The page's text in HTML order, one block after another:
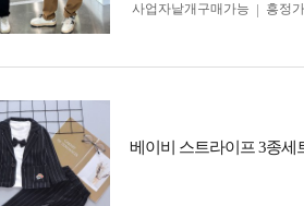
사업자 낱개구매가능 흥정
베이비 스트라이프 3종세